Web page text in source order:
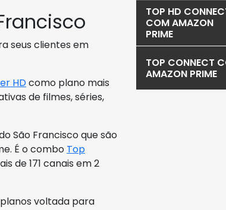
seus clientes em
HDcomo plano mais
de filmes, séries,
São Francisco que são
É o combo Top
de 171 canais em 2
voltada para
TOP HD
COM AMAZON
PRIME
TOP CONNECT
AMAZON PRIME